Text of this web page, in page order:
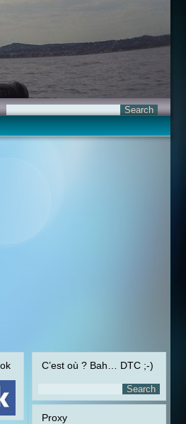
C’est où ? Bah… DTC ;-)
Proxy